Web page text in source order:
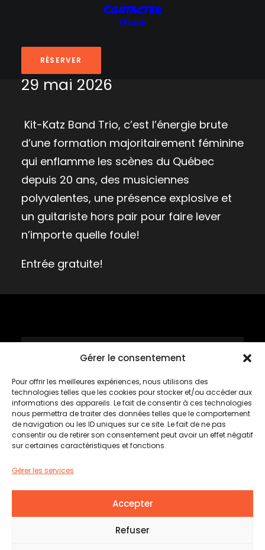
Gérer le consentement
Pour offrir les meilleures expériences, nous utilisons des
technologies telles que les cookies pour stocker et/ou accéder aux
informations des appareils. Le fait de consentir à ces technologies
nous permettra de traiter des données telles que le comportement
de navigation ou les ID uniques sur ce site. Le fait de ne pas
consentir ou de retirer son consentement peut avoir un effet négatif
sur certaines caractéristiques et fonctions.
Gérer les services
Accepter
Refuser
Contacter
l’Établi
RÉSERVER
Kit Katz Band
29 mai 2026
Kit-Katz Band Trio, c’est l’énergie brute
d’une formation majoritairement féminine
qui enflamme les scènes du Québec
depuis 20 ans, des musiciennes
polyvalentes, une présence explosive et
un guitariste hors pair pour faire lever
n’importe quelle foule!
Entrée gratuite!
Mardis tartares
Rabais de 50%*
*sur le tartare sélectionné
Cette semaine
#BOEUFCHIPOTLE
Tous les mardis dès 16 heures
© 2026 L’Établi Brasserie urbaine | Tous droits